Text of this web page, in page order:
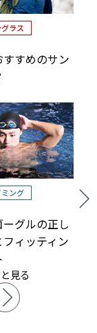
ラス
すめのサン
ミング
グルの正し
ィッティン
見る